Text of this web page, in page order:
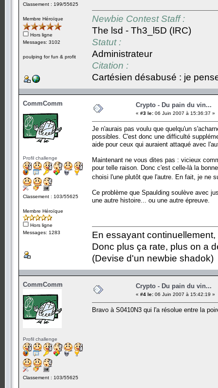
Classement : 199/55625
Membre Héroïque
Hors ligne
Messages: 3102
poulping for fun & profit
Newbie Contest Staff :
The lsd - Th3_l5D (IRC)
Statut :
Administrateur
Citation :
Cartésien désabusé : je
CommComm
Profil challenge
Classement : 103/55625
Membre Héroïque
Hors ligne
Messages: 1283
Crypto - Du pain du vin...
« #3 le: 06 Juin 2007 à 15:36:37 »
Je n'aurais pas voulu que quelqu'un
possibles. C'est donc une difficulté
aide pour ceux qui auraient attaqué avec
Maintenant ne vous dites pas : vicieux
pour telle raison. Donc c'est celle-là la
choisi l'une plutôt que l'autre. En fait, je ne
Ce problème que Spaulding soulève avec
une autre histoire... ou une autre épreuve.
En essayant
Donc plus ça rate, plus on a
(Devise d'un newbie shadok)
CommComm
Profil challenge
Classement : 103/55625
Crypto - Du pain du vin...
« #4 le: 06 Juin 2007 à 15:42:19 »
Bravo à S0410N3 qui l'a résolue entre la